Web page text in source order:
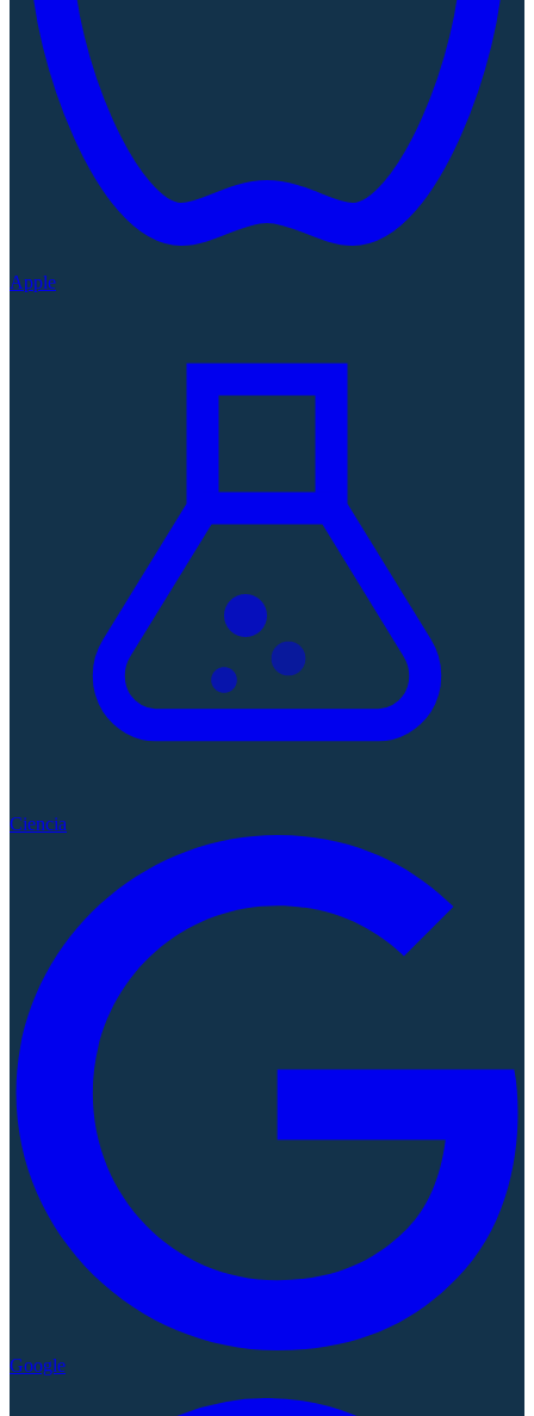
Apple
Ciencia
Google